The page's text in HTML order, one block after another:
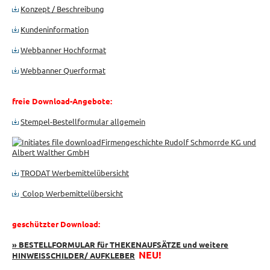
Konzept / Beschreibung
Kundeninformation
Webbanner Hochformat
Webbanner Querformat
freie Download-Angebote:
Stempel-Bestellformular allgemein
Firmengeschichte Rudolf Schmorrde KG und
Albert Walther GmbH
TRODAT Werbemittelübersicht
Colop Werbemittelübersicht
geschützter Download:
» BESTELLFORMULAR für THEKENAUFSÄTZE und weitere
HINWEISSCHILDER/ AUFKLEBER NEU!